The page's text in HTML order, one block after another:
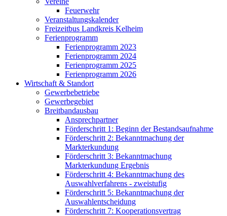
Feuerwehr
Veranstaltungskalender
Freizeitbus Landkreis Kelheim
Ferienprogramm
Ferienprogramm 2023
Ferienprogramm 2024
Ferienprogramm 2025
Ferienprogramm 2026
Wirtschaft & Standort
Gewerbebetriebe
Gewerbegebiet
Breitbandausbau
Ansprechpartner
Förderschritt 1: Beginn der Bestandsaufnahme
Förderschritt 2: Bekanntmachung der
Markterkundung
Förderschritt 3: Bekanntmachung
Markterkundung Ergebnis
Förderschritt 4: Bekanntmachung des
Auswahlverfahrens - zweistufig
Förderschritt 5: Bekanntmachung der
Auswahlentscheidung
Förderschritt 7: Kooperationsvertrag